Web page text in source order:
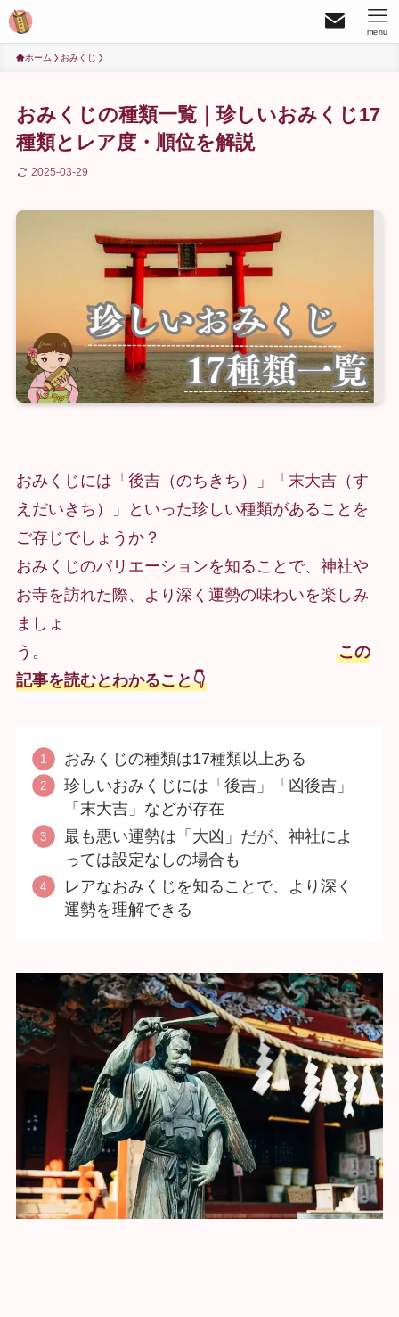
menu
ホーム おみくじ
おみくじの種類一覧｜珍しいおみくじ17
種類とレア度・順位を解説
2025-03-29
おみくじには「後吉（のちきち）」「末大吉（す
えだいきち）」といった珍しい種類があることを
ご存じでしょうか？
おみくじのバリエーションを知ることで、神社や
お寺を訪れた際、より深く運勢の味わいを楽しみ
ましょ
う。 この
記事を読むとわかること👇
おみくじの種類は17種類以上ある
珍しいおみくじには「後吉」「凶後吉」
「末大吉」などが存在
最も悪い運勢は「大凶」だが、神社によ
っては設定なしの場合も
レアなおみくじを知ることで、より深く
運勢を理解できる